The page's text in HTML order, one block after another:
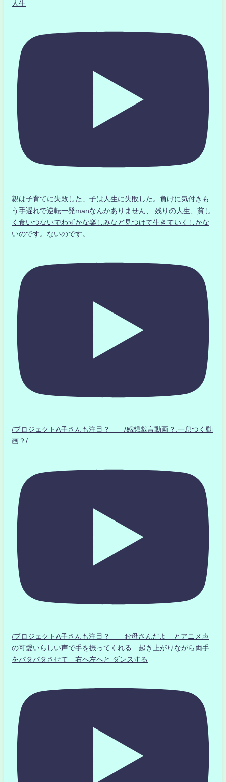
人生
親は子育てに失敗した」子は人生に失敗した。負けに気付きも
う手遅れで逆転一発manなんかありません、 残りの人生、貧し
く食いつないでわずかな楽しみなど見つけて生きていくしかな
いのです。ないのです。
/プロジェクトA子さんも注目？ /感想戯言動画？.一息つく動
画？/
/プロジェクトA子さんも注目？ お母さんだよ とアニメ声
の可愛いらしい声で手を振ってくれる 起き上がりながら両手
をパタパタさせて 右へ左へと ダンスする